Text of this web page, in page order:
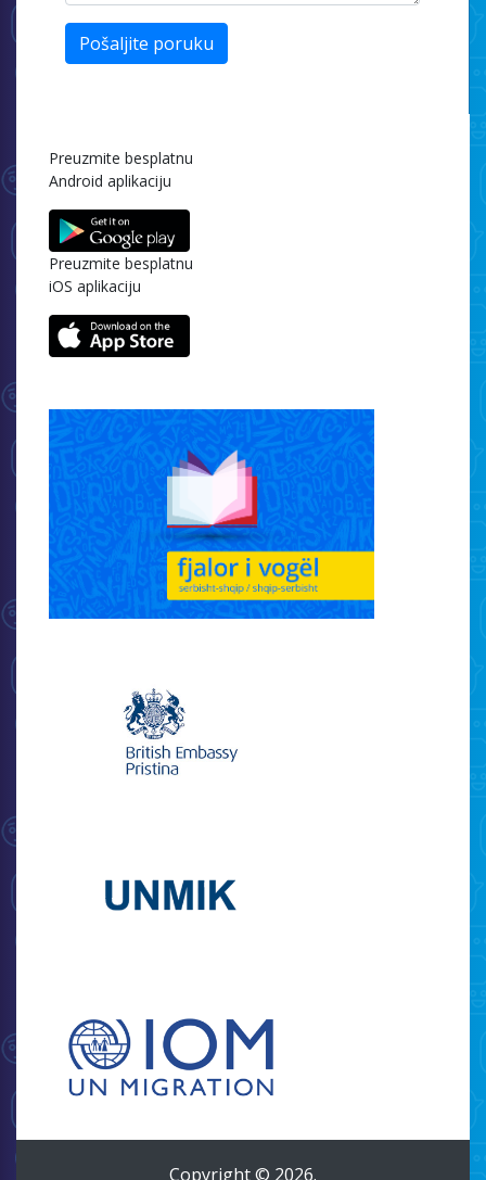
Pošaljite poruku
Preuzmite besplatnu
Android aplikaciju
Preuzmite besplatnu
iOS aplikaciju
Copyright © 2026.